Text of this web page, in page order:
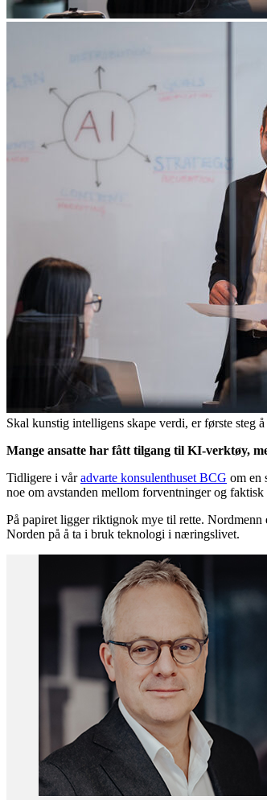
Skal kunstig intelligens skape verdi, er første steg
Mange ansatte har fått tilgang til KI-verktøy,
Tidligere i våradvarte konsulenthuset BCG om en
noe om avstanden mellom forventninger og faktisk
På papiret ligger riktignok mye til rette.
Norden på å ta i bruk teknologi i næringslivet.